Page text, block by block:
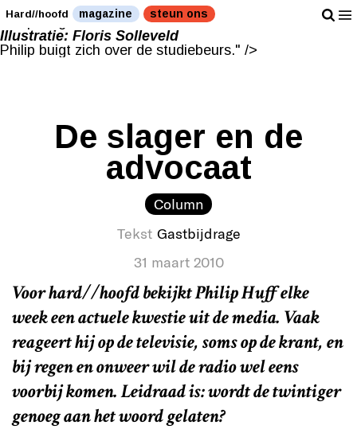
Illustratie: Floris Solleveld
Philip buigt zich over de studiebeurs." />
Illustratie: Floris Solleveld
Philip buigt zich over de studiebeurs." />
Hard//hoofd magazine steun ons
De slager en de
advocaat
Column
Tekst Gastbijdrage
31 maart 2010
Voor hard//hoofd bekijkt Philip Huff elke
week een actuele kwestie uit de media. Vaak
reageert hij op de televisie, soms op de krant, en
bij regen en onweer wil de radio wel eens
voorbij komen. Leidraad is: wordt de twintiger
genoeg aan het woord gelaten?